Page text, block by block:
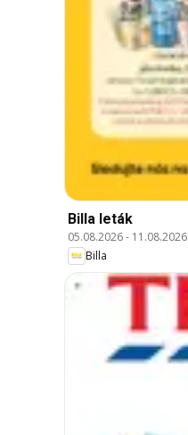
Billa leták
05.08.2026- 11.08.2026
Billa